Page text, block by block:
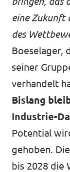
eine Zukunft
des
Boeselager,
seiner
verhandelt
Bislang
Industrie-
Potential
gehoben.
bis 2028 die